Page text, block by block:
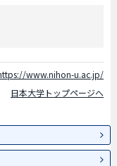
www.nihon-u.ac.jp/
日本大学トップページへ